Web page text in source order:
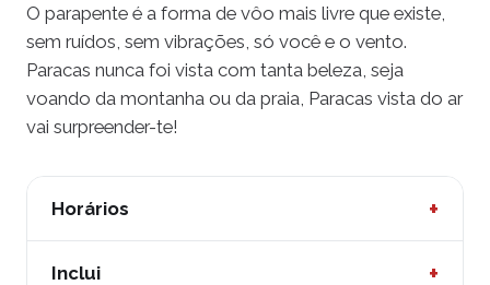
O parapente é a forma de vôo mais livre que existe,
sem ruídos, sem vibrações, só você e o vento.
Paracas nunca foi vista com tanta beleza, seja
voando da montanha ou da praia, Paracas vista do ar
vai surpreender-te!
Horários +
Inclui +